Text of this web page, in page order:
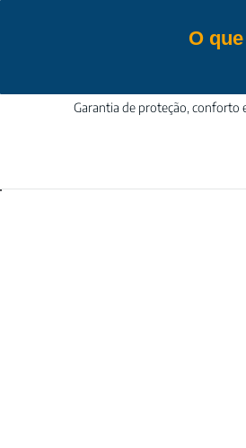
O
Garantia de proteção, conforto